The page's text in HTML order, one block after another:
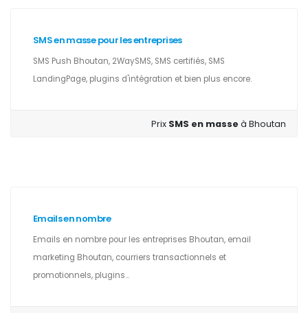
SMS en masse pour les entreprises
SMS Push Bhoutan, 2WaySMS, SMS certifiés, SMS
LandingPage, plugins d'intégration et bien plus encore.
Prix SMS en masseà Bhoutan
Emails en nombre
Emails en nombre pour les entreprises Bhoutan, email
marketing Bhoutan, courriers transactionnels et
promotionnels, plugins...